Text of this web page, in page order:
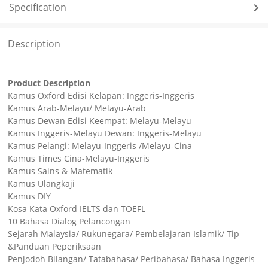
Specification
Description
Product Description
Kamus Oxford Edisi Kelapan: Inggeris-Inggeris
Kamus Arab-Melayu/ Melayu-Arab
Kamus Dewan Edisi Keempat: Melayu-Melayu
Kamus Inggeris-Melayu Dewan: Inggeris-Melayu
Kamus Pelangi: Melayu-Inggeris /Melayu-Cina
Kamus Times Cina-Melayu-Inggeris
Kamus Sains & Matematik
Kamus Ulangkaji
Kamus DIY
Kosa Kata Oxford IELTS dan TOEFL
10 Bahasa Dialog Pelancongan
Sejarah Malaysia/ Rukunegara/ Pembelajaran Islamik/ Tip
&Panduan Peperiksaan
Penjodoh Bilangan/ Tatabahasa/ Peribahasa/ Bahasa Inggeris